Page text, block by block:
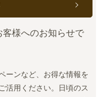
客様へのお知らせで
ーンなど、お得な情報を
活用ください。日頃のス